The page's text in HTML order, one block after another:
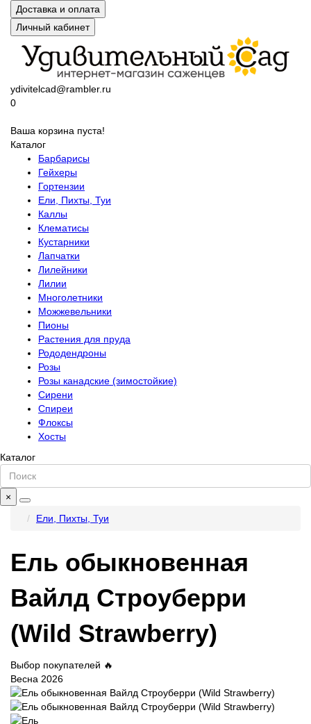
Доставка и оплата
Личный кабинет
ydivitelcad@rambler.ru
0
Ваша корзина пуста!
Каталог
Барбарисы
Гейхеры
Гортензии
Ели, Пихты, Туи
Каллы
Клематисы
Кустарники
Лапчатки
Лилейники
Лилии
Многолетники
Можжевельники
Пионы
Растения для пруда
Рододендроны
Розы
Розы канадские (зимостойкие)
Сирени
Спиреи
Флоксы
Хосты
Каталог
×
Ели, Пихты, Туи
Ель обыкновенная
Вайлд Строуберри
(Wild Strawberry)
Выбор покупателей 🔥
Весна 2026